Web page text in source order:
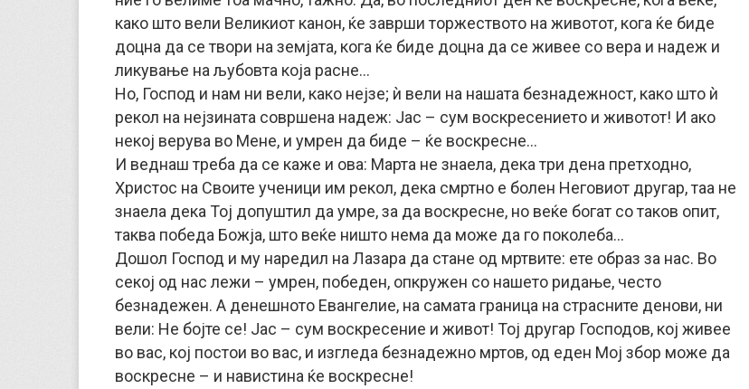
како што вели Великиот канон, ќе заврши торжеството на животот, кога ќе биде
доцна да се твори на земјата, кога ќе биде доцна да се живее со вера и надеж и
ликување на љубовта која расне…
Но, Господ и нам ни вели, како нејзе; ѝ вели на нашата безнадежност, како што ѝ
рекол на нејзината совршена надеж: Јас – сум воскресението и животот! И ако
некој верува во Мене, и умрен да биде – ќе воскресне…
И веднаш треба да се каже и ова: Марта не знаела, дека три дена претходно,
Христос на Своите ученици им рекол, дека смртно е болен Неговиот другар, таа не
знаела дека Тој допуштил да умре, за да воскресне, но веќе богат со таков опит,
таква победа Божја, што веќе ништо нема да може да го поколеба…
Дошол Господ и му наредил на Лазара да стане од мртвите: ете образ за нас. Во
секој од нас лежи – умрен, победен, опкружен со нашето ридање, често
безнадежен. А денешното Евангелие, на самата граница на страсните денови, ни
вели: Не бојте се! Јас – сум воскресение и живот! Тој другар Господов, кој живее
во вас, кој постои во вас, и изгледа безнадежно мртов, од еден Мој збор може да
воскресне – и навистина ќе воскресне!